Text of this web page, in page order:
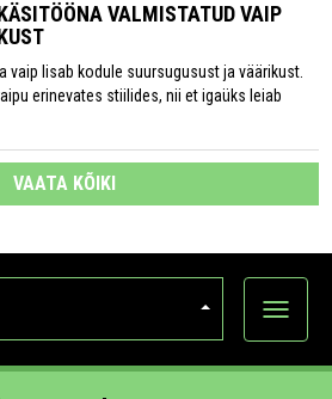
VALMISTATUD VAIP
vaip lisab kodule suursugusust ja väärikust.
erinevates stiilides, nii et igaüks leiab
VAATA KÕIKI
Ava